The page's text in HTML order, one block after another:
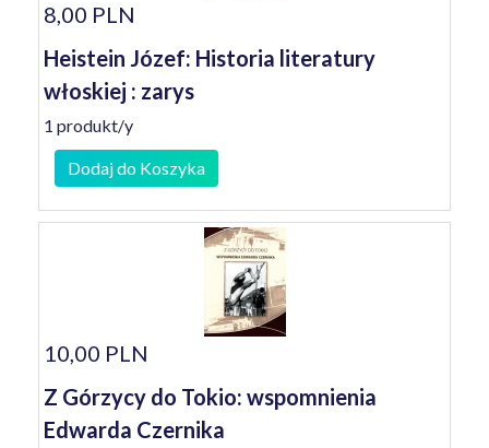
8,00 PLN
Heistein Józef: Historia literatury
włoskiej : zarys
1 produkt/y
Dodaj do Koszyka
10,00 PLN
Z Górzycy do Tokio: wspomnienia
Edwarda Czernika